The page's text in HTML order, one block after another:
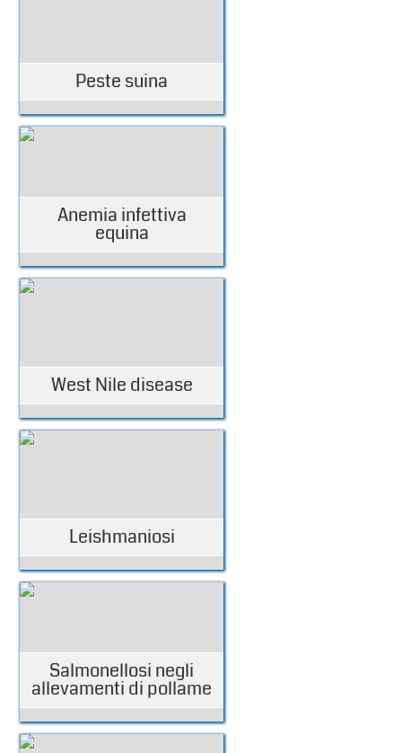
Peste suina
Anemia infettiva
equina
West Nile disease
Leishmaniosi
Salmonellosi negli
allevamenti di pollame